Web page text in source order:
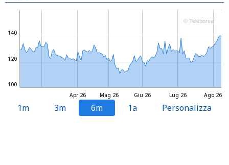
Mag 26 Lug 26
Apr 26 Giu 26 Ago 26
100
120
140
© Teleborsa
1m 3m 6m 1a Personalizza